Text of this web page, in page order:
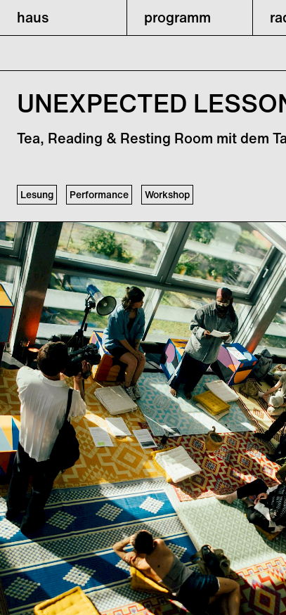
haus programm
UNEXPECTED
Tea, Reading & Resting Room mit dem
Lesung Performance Workshop